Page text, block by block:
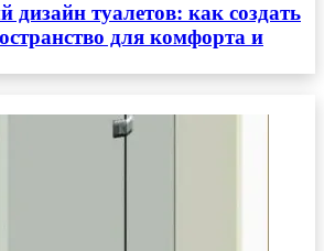
дизайн туалетов: как создать
для комфорта и